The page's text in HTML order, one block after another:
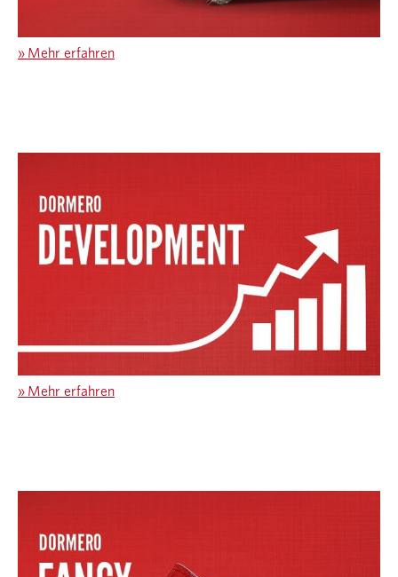
» Mehr erfahren
» Mehr erfahren